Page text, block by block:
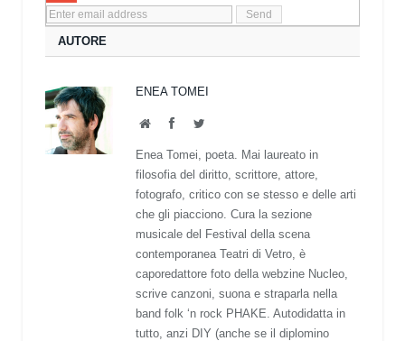
AUTORE
ENEA TOMEI
WebsiteFacebookTwitter
Enea Tomei, poeta. Mai laureato in
filosofia del diritto, scrittore, attore,
fotografo, critico con se stesso e delle arti
che gli piacciono. Cura la sezione
musicale del Festival della scena
contemporanea Teatri di Vetro, è
caporedattore foto della webzine Nucleo,
scrive canzoni, suona e straparla nella
band folk ‘n rock PHAKE. Autodidatta in
tutto, anzi DIY (anche se il diplomino